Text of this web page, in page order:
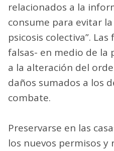
relacionados a la
consume para evitar
psicosis colectiva”.
falsas- en medio de
a la alteración del
daños sumados a los
combate.
Preservarse en las
los nuevos permisos y